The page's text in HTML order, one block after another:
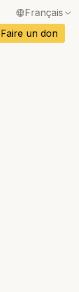
Français
Anglais
Espagnol
/ Portugais
/ Vietnamien
/ Thaï
Faire un don